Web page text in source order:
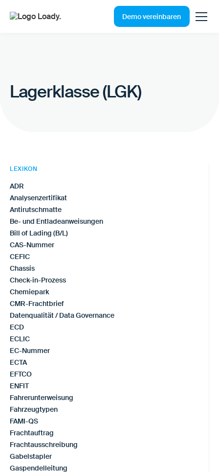
Demo vereinbaren
Lagerklasse (LGK)
LEXIKON
ADR
Analysenzertifikat
Antirutschmatte
Be- und Entladeanweisungen
Bill of Lading (B/L)
CAS-Nummer
CEFIC
Chassis
Check-in-Prozess
Chemiepark
CMR-Frachtbrief
Datenqualität / Data Governance
ECD
ECLIC
EC-Nummer
ECTA
EFTCO
ENFIT
Fahrerunterweisung
Fahrzeugtypen
FAMI-QS
Frachtauftrag
Frachtausschreibung
Gabelstapler
Gaspendelleitung